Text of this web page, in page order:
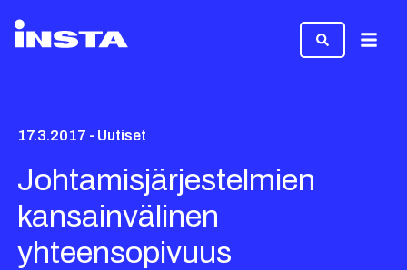
17.3.2017 - Uutiset
Johtamisjärjestelmien
kansainvälinen
yhteensopivuus